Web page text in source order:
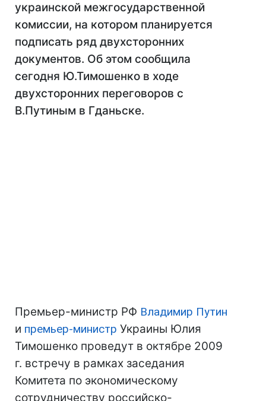
украинской межгосударственной
комиссии, на котором планируется
подписать ряд двухсторонних
документов. Об этом сообщила
сегодня Ю.Тимошенко в ходе
двухсторонних переговоров с
В.Путиным в Гданьске.
Премьер-министр РФ Владимир Путин
и премьер-министр Украины Юлия
Тимошенко проведут в октябре 2009
г. встречу в рамках заседания
Комитета по экономическому
сотрудничеству российско-